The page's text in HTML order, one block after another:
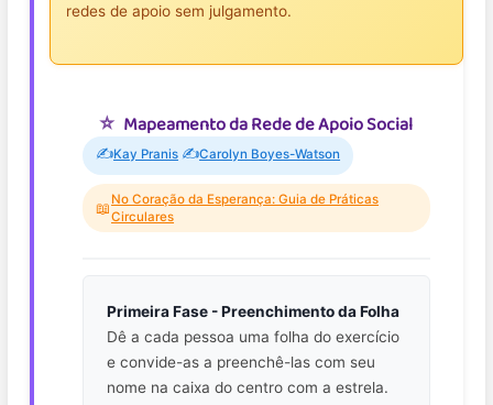
redes de apoio sem julgamento.
Mapeamento da Rede de Apoio Social
✍️Kay Pranis ✍️Carolyn Boyes-Watson
📖No Coração da Esperança: Guia de Práticas
Circulares
Primeira Fase - Preenchimento da Folha
Dê a cada pessoa uma folha do exercício
e convide-as a preenchê-las com seu
nome na caixa do centro com a estrela.